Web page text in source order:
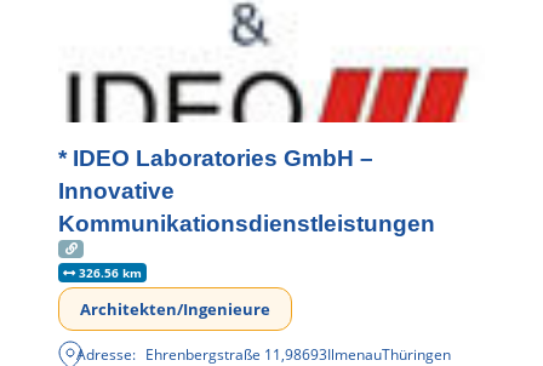
* IDEO Laboratories GmbH –
Innovative
Kommunikationsdienstleistungen
326.56 km
Architekten/Ingenieure
Adresse: Ehrenbergstraße 11,98693IlmenauThüringen